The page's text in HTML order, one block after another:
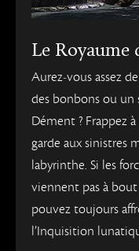
Le
Aurez-vous assez
des bonbons ou un
Dément ? Frappez
garde aux sinistres
labyrinthe. Si les
viennent pas à
pouvez toujours
l’Inquisition